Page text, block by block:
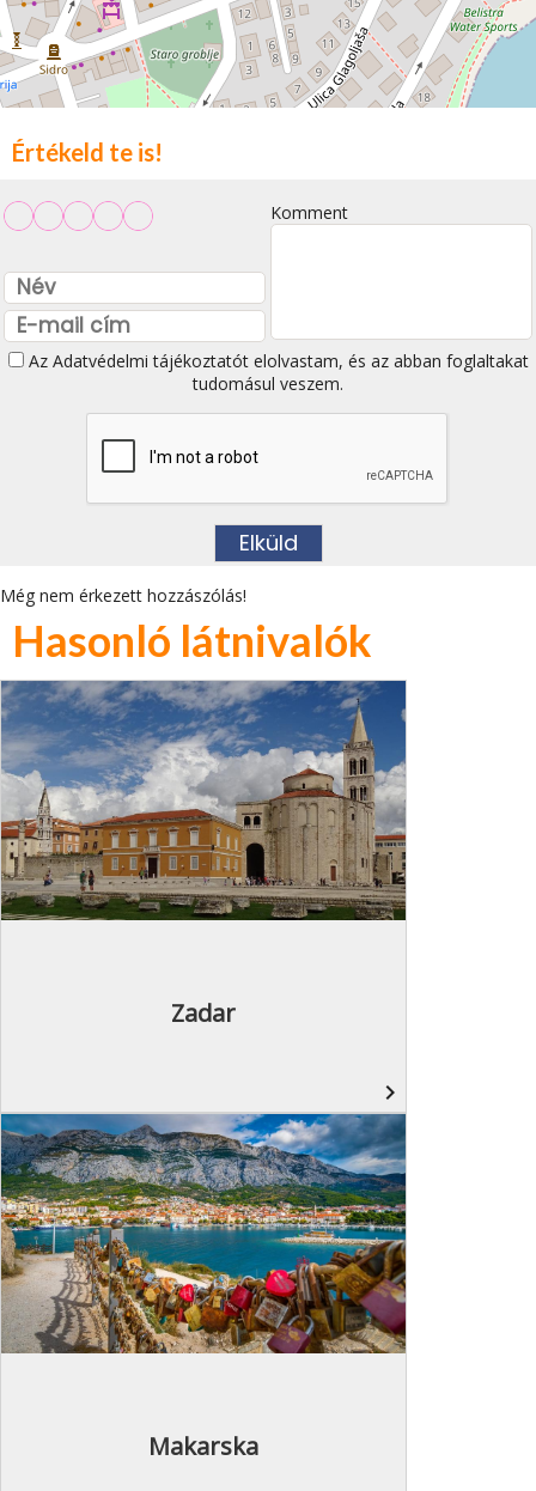
Értékeld te is!
Komment
Az Adatvédelmi tájékoztatótelolvastam, és az abban foglaltakat
tudomásul veszem.
Még nem érkezett hozzászólás!
Hasonló látnivalók
Zadar
navigate_next
Makarska